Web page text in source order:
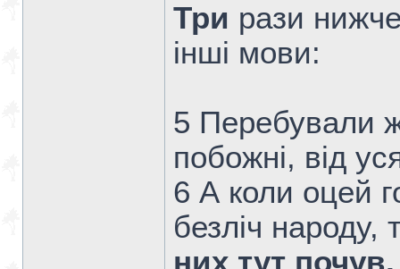
Три рази
інші мови:
5 Перебували
побожні, від
6 А коли оцей
безліч
них тут